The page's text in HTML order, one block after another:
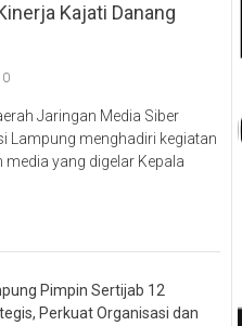
Kajati Danang
0
Jaringan Media Siber
Lampung menghadiri kegiatan
yang digelar Kepala
Pimpin Sertijab 12
Perkuat Organisasi dan